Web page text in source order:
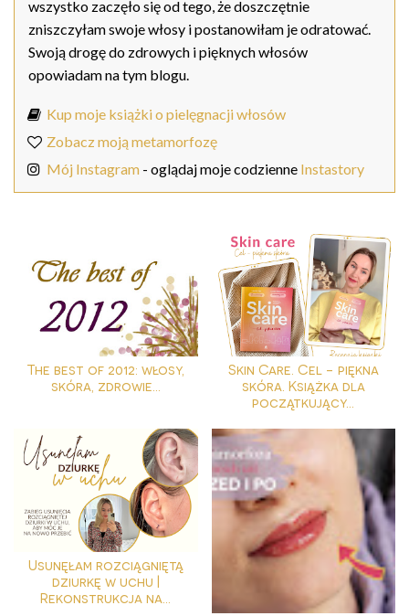
wszystko zaczęło się od tego, że doszczętnie
zniszczyłam swoje włosy i postanowiłam je odratować.
Swoją drogę do zdrowych i pięknych włosów
opowiadam na tym blogu.
Kup moje książki o pielęgnacji włosów
Zobacz moją metamorfozę
Mój Instagram - oglądaj moje codzienne Instastory
The best of 2012: włosy,
skóra, zdrowie...
Skin Care. Cel - piękna
skóra. Książka dla
początkujący...
Usunęłam rozciągniętą
dziurkę w uchu |
Rekonstrukcja na...